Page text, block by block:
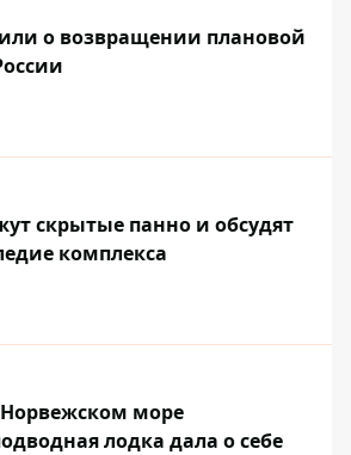
о возвращении плановой
скрытые панно и обсудят
комплекса
море
лодка дала о себе